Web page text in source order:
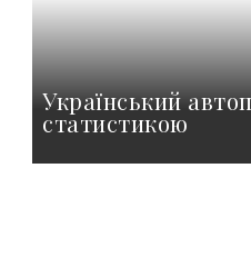
Український
статистикою